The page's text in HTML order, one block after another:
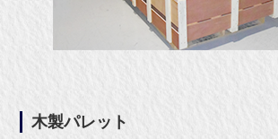
木製パレット